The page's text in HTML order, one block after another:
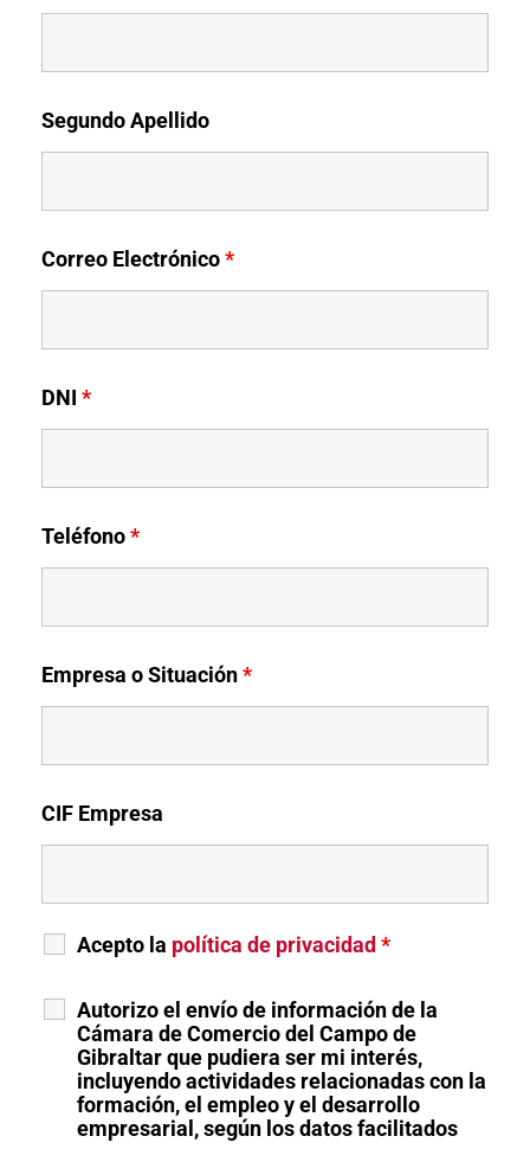
Segundo Apellido
Correo Electrónico*
DNI *
Teléfono*
Empresa o Situación*
CIF Empresa
Acepto la política de privacidad *
Autorizo el envío de información de la
Cámara de Comercio del Campo de
Gibraltar que pudiera ser mi interés,
incluyendo actividades relacionadas con la
formación, el empleo y el desarrollo
empresarial, según los datos facilitados